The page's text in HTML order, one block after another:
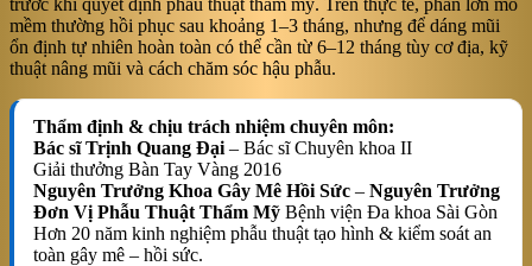
mềm thường hồi phục sau khoảng 1–3 tháng, nhưng để dáng mũi
ổn định tự nhiên hoàn toàn có thể cần từ 6–12 tháng tùy cơ địa, kỹ
thuật nâng mũi và cách chăm sóc hậu phẫu.
Thẩm định & chịu trách nhiệm chuyên môn:
Bác sĩ Trịnh Quang Đại – Bác sĩ Chuyên khoa II
Giải thưởng Bàn Tay Vàng 2016
Nguyên Trưởng Khoa Gây Mê Hồi Sức – Nguyên Trưởng
Đơn Vị Phẫu Thuật Thẩm Mỹ Bệnh viện Đa khoa Sài Gòn
Hơn 20 năm kinh nghiệm phẫu thuật tạo hình & kiểm soát an
toàn gây mê – hồi sức.